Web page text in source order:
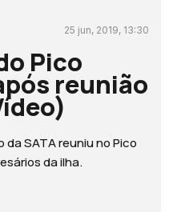
25 jun, 2019, 13:30
Pico
reunião
SATA reuniu no Pico
da ilha.